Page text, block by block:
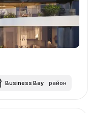
Business Bay район